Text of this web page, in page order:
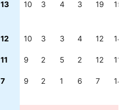
13 10 3 4 3 19 15
12 10 3 3 4 12 14
11 9 2 5 2 12 11
7 9 2 1 6 7 14